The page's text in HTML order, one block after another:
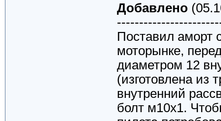
Добавлено
Поставил аморт
моторынке,
диаметром 12
(изготовлена из
внутренний
болт м10х1.